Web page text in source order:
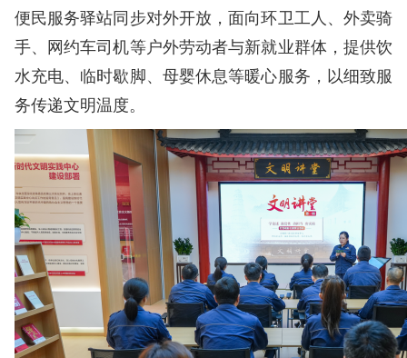
便民服务驿站同步对外开放，面向环卫工人、外卖骑
手、网约车司机等户外劳动者与新就业群体，提供饮
水充电、临时歇脚、母婴休息等暖心服务，以细致服
务传递文明温度。